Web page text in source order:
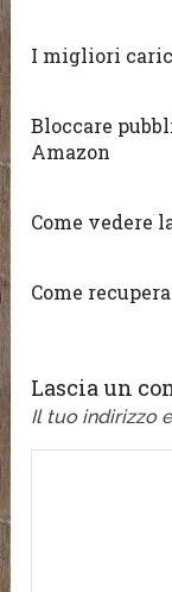
I migliori
Bloccare
Amazon
Come vedere
Come
Lascia un
Il tuo indirizzo